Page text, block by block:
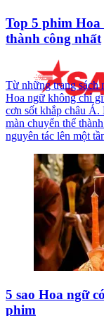
Top 5 phim
thành công nhất
Từ những trang sách
Hoa ngữ không chỉ
cơn sốt khắp châu
màn chuyển thể
nguyên tác lên một
5 sao Hoa ngữ
phim